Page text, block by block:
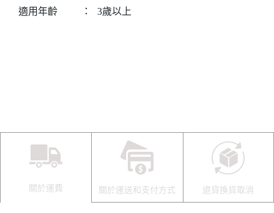
適用年齡
： 3歲以上
關於運費 關於運送和支付方式 退貨換貨取消